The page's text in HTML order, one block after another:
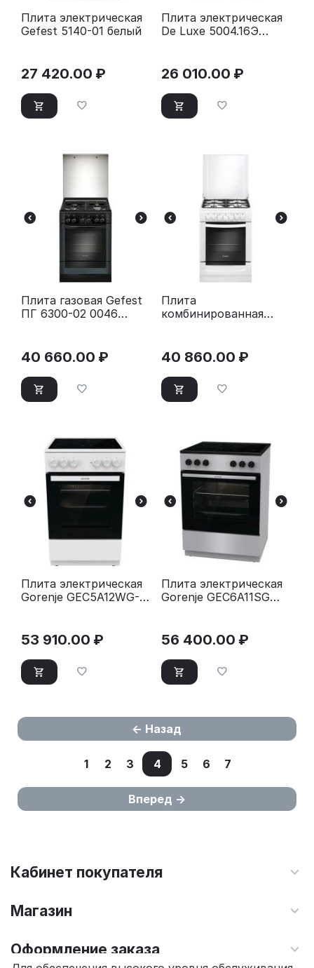
Плита электрическая
Gefest 5140-01 белый
27 420.00 ₽
Плита электрическая
De Luxe 5004.16Э
26 010.00 ₽
Плита газовая Gefest
ПГ 6300-02 0046
40 660.00 ₽
Плита
комбинированная
40 860.00 ₽
Плита электрическая
Gorenje GEC5A12WG-B
53 910.00 ₽
Плита электрическая
Gorenje GEC6A11SG
56 400.00 ₽
Назад
1 2 3 4 5 6 7
Вперед
Кабинет покупателя
Магазин
Оформление заказа